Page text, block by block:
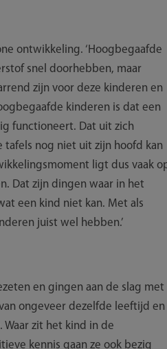
ontwikkeling. ‘Hoogbegaafde
snel doorhebben, maar
zijn voor deze kinderen en
kinderen is dat een
functioneert. Dat uit zich
tafels nog niet uit zijn hoofd kan
ligt dus vaak
Dat zijn dingen waar in het
een kind niet kan. Met als
juist wel hebben.’
en gingen aan de slag met
ongeveer dezelfde leeftijd en
zit het kind in de
kennis gaan ze ook bezig